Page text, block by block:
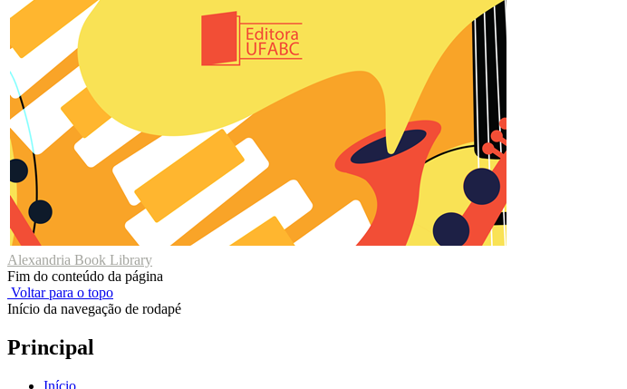
Alexandria Book Library
Fim do conteúdo da página
Voltar para o topo
Início da navegação de rodapé
Principal
Início